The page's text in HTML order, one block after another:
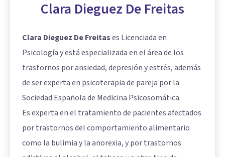
Clara Dieguez De Freitas
Clara Dieguez De Freitases Licenciada en
Psicología y está especializada en el área de los
trastornos por ansiedad, depresión y estrés, además
de ser experta en psicoterapia de pareja por la
Sociedad Española de Medicina Psicosomática.
Es experta en el tratamiento de pacientes afectados
por trastornos del comportamiento alimentario
como la bulimia y la anorexia, y por trastornos